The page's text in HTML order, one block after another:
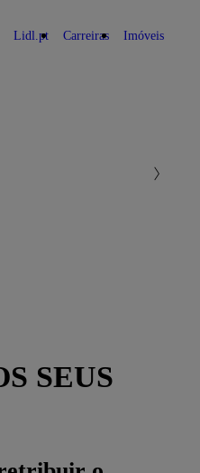
Lidl.pt Carreiras Imóveis
SEUS